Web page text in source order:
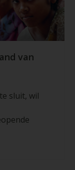
van
sluit, wil